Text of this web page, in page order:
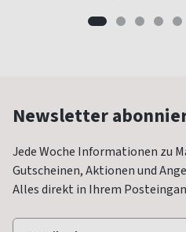
Newsletter
Jede Woche Informationen zu
Gutscheinen, Aktionen und
Alles direkt in Ihrem